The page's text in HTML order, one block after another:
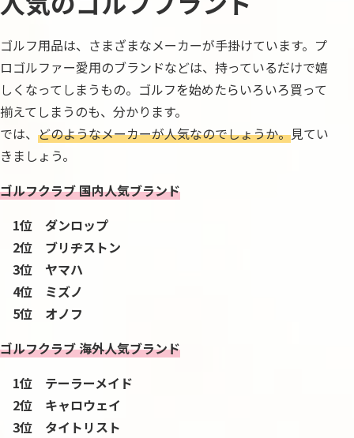
ゴルフ用品は、さまざまなメーカーが手掛けています。プ
ロゴルファー愛用のブランドなどは、持っているだけで嬉
しくなってしまうもの。ゴルフを始めたらいろいろ買って
揃えてしまうのも、分かります。
では、 どのようなメーカーが人気なのでしょうか。見てい
きましょう。
ゴルフクラブ 国内人気ブランド
1位 ダンロップ
2位 ブリヂストン
3位 ヤマハ
4位 ミズノ
5位 オノフ
ゴルフクラブ 海外人気ブランド
1位 テーラーメイド
2位 キャロウェイ
3位 タイトリスト